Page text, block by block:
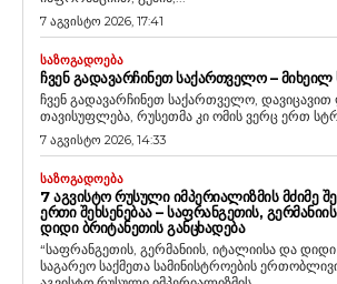
7 აგვისტო 2026, 17:41
ᲡᲐᲖᲝᲒᲐᲓᲝᲔᲑᲐ
ᲩᲕᲔᲜ ᲒᲐᲓᲐᲕᲐᲠᲩᲘᲜᲔᲗ ᲡᲐᲥᲐᲠᲗᲕᲔᲚᲝ – ᲛᲘᲮᲔᲘᲚ
ჩვენ გადავარჩინეთ საქართველო, დავიცავით
თავისუფლება, რუსეთმა კი ომის ვერც ერთ
7 აგვისტო 2026, 14:33
ᲡᲐᲖᲝᲒᲐᲓᲝᲔᲑᲐ
7 ᲐᲒᲕᲘᲡᲢᲝ ᲠᲣᲡᲣᲚᲘ ᲘᲛᲞᲔᲠᲘᲐᲚᲘᲖᲛᲘᲡ ᲛᲫᲘᲛᲔ
ᲔᲠᲗᲘ ᲨᲔᲮᲡᲔᲜᲔᲑᲐᲐ – ᲡᲐᲤᲠᲐᲜᲒᲔᲗᲘᲡ,
ᲓᲘᲓᲘ ᲑᲠᲘᲢᲐᲜᲔᲗᲘᲡ ᲒᲐᲜᲪᲮᲐᲓᲔᲑᲐ
“საფრანგეთის, გერმანიის, იტალიისა და
საგარეო საქმეთა სამინისტროების